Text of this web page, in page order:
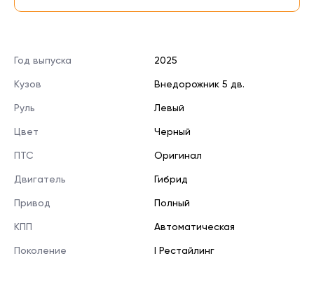
Год выпуска 2025
Кузов Внедорожник 5 дв.
Руль Левый
Цвет Черный
ПТС Оригинал
Двигатель Гибрид
Привод Полный
КПП Автоматическая
Поколение I Рестайлинг